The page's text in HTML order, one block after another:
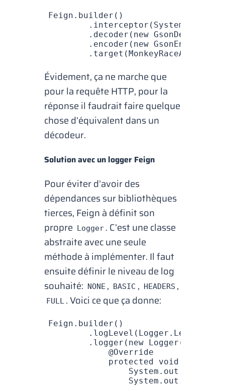
Feign . builder ()
        .
interceptor ( System
        .
decoder ( new GsonDecoder
        .
encoder ( new GsonEncoder
        .
target (MonkeyRaceApi
Évidement, ça ne marche que
pour la requête HTTP, pour la
réponse il faudrait faire quelque
chose d’équivalent dans un
décodeur.
Solution avec un logger Feign
Pour éviter d’avoir des
dépendances sur bibliothèques
tierces, Feign à définit son
propre Logger . C’est une classe
abstraite avec une seule
méthode à implémenter. Il faut
ensuite définir le niveau de log
souhaité: NONE , BASIC , HEADERS ,
FULL . Voici ce que ça donne:
Feign . builder ()
        .
logLevel ( Logger . Level
        .
logger ( new Logger () {
            @
Override
            protected
void
                System
. out .
                System
. out .